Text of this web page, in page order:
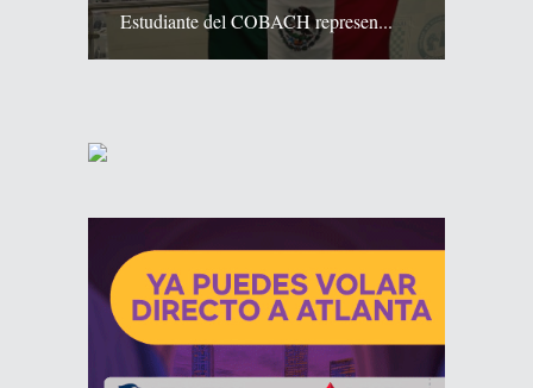
Estudiante del COBACH represen...